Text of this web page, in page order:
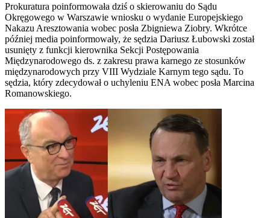
Prokuratura poinformowała dziś o skierowaniu do Sądu
Okręgowego w Warszawie wniosku o wydanie Europejskiego
Nakazu Aresztowania wobec posła Zbigniewa Ziobry. Wkrótce
później media poinformowały, że sędzia Dariusz Łubowski został
usunięty z funkcji kierownika Sekcji Postępowania
Międzynarodowego ds. z zakresu prawa karnego ze stosunków
międzynarodowych przy VIII Wydziale Karnym tego sądu. To
sędzia, który zdecydował o uchyleniu ENA wobec posła Marcina
Romanowskiego.